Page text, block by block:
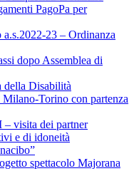
PagoPa per
23 – Ordinanza
dopo Assemblea di
della Disabilità
Torino con partenza
visita dei partner
e di idoneità
spettacolo Majorana